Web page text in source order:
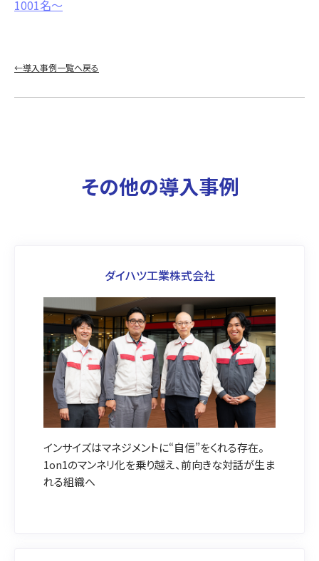
1001名〜
←導入事例一覧へ戻る
その他の導入事例
ダイハツ工業株式会社
インサイズはマネジメントに“自信”をくれる存在。
1on1のマンネリ化を乗り越え、前向きな対話が生ま
れる組織へ